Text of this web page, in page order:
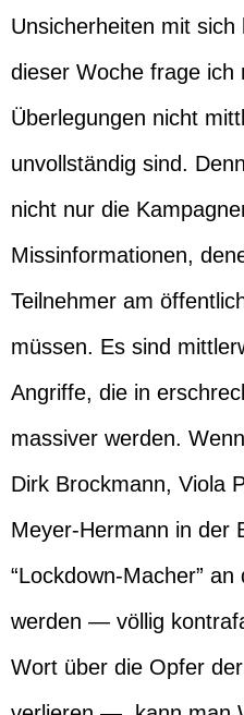
Unsicherheiten mit
dieser Woche frage ich
Überlegungen nicht
unvollständig sind.
nicht nur die
Missinformationen,
Teilnehmer am
müssen. Es sind
Angriffe, die in
massiver werden.
Dirk Brockmann, Viola
Meyer-Hermann in der
“Lockdown-Macher”
werden — völlig
Wort über die Opfer